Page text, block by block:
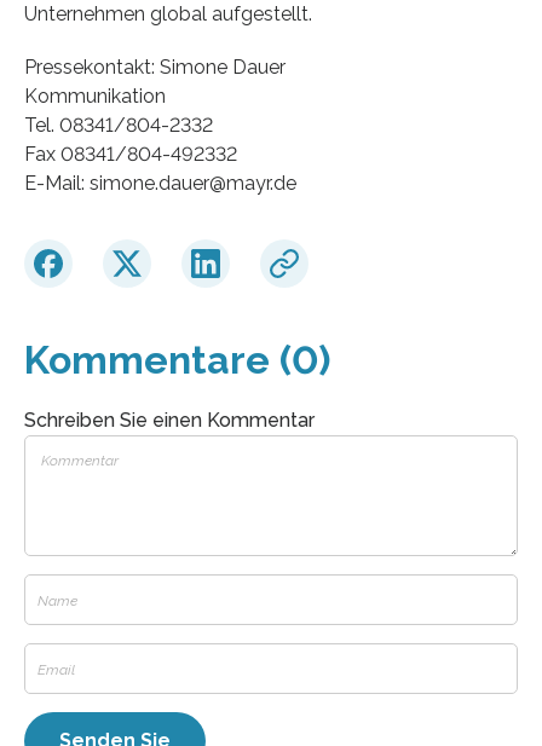
Unternehmen global aufgestellt.
Pressekontakt: Simone Dauer
Kommunikation
Tel. 08341/804-2332
Fax 08341/804-492332
E-Mail: simone.dauer@mayr.de
Kommentare (0)
Schreiben Sie einen Kommentar